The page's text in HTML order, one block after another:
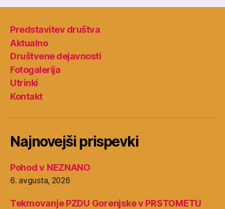
Predstavitev društva
Aktualno
Društvene dejavnosti
Fotogalerija
Utrinki
Kontakt
Najnovejši prispevki
Pohod v NEZNANO
6. avgusta, 2026
Tekmovanje PZDU Gorenjske v PRSTOMETU